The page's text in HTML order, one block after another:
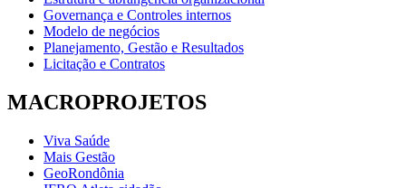
Governança e Controles internos
Modelo de negócios
Planejamento, Gestão e Resultados
Licitação e Contratos
MACROPROJETOS
Viva Saúde
Mais Gestão
GeoRondônia